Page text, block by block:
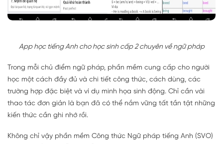
App học tiếng Anh cho học sinh cấp 2 chuyên về ngữ pháp
Trong mỗi chủ điểm ngữ pháp, phần mềm cung cấp cho người
học một cách đầy đủ và chi tiết công thức, cách dùng, các
trường hợp đặc biệt và ví dụ minh họa sinh động. Chỉ cần vài
thao tác đơn giản là bạn đã có thể nắm vững tất tần tật những
kiến thức cần ghi nhớ rồi.
Không chỉ vậy phần mềm Công thức Ngữ pháp tiếng Anh (SVO)